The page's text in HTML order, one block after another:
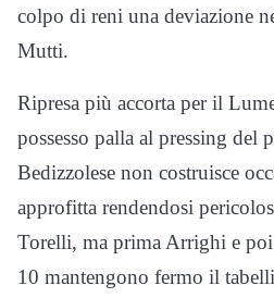
colpo di reni una deviazione
Mutti.
Ripresa più accorta per il
possesso palla al pressing del
Bedizzolese non costruisce
approfitta rendendosi
Torelli, ma prima Arrighi e
10 mantengono fermo il